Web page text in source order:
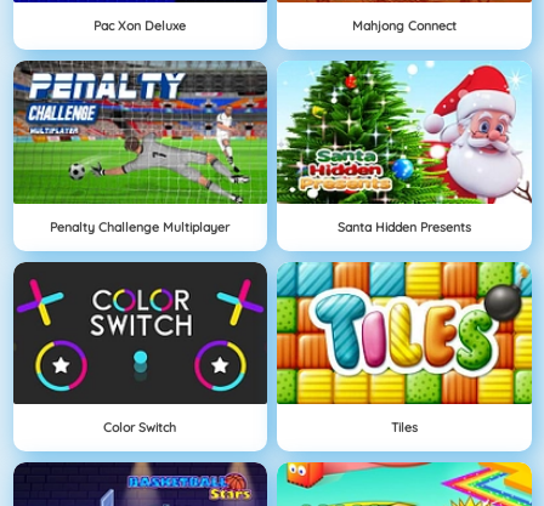
Pac Xon Deluxe Mahjong Connect
Penalty Challenge Multiplayer Santa Hidden Presents
Color Switch Tiles